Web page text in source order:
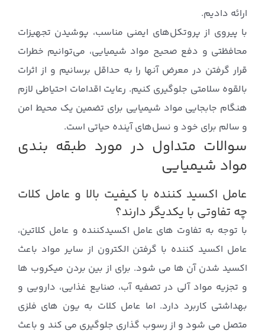
ارائه دادیم.
با پیروی از پروتکل‌های ایمنی مناسب، پوشیدن تجهیزات
محافظتی و دفع صحیح مواد شیمیایی، می‌توانیم خطرات
قرار گرفتن در معرض آنها را به حداقل برسانیم و از اثرات
بالقوه سلامتی جلوگیری کنیم. رعایت اقدامات احتیاطی لازم
هنگام جابجایی مواد شیمیایی برای تضمین یک محیط امن
و سالم برای خود و نسل‌های آینده حیاتی است.
سوالات متداول در مورد طبقه بندی
مواد شیمیایی
عامل اکسید کننده با کیفیت بالا و عامل کلات
چه تفاوتی با یکدیگر دارند؟
با توجه به تفاوت های عامل اکسیدکننده و عامل کلاتین،
عامل اکسید کننده با گرفتن الکترون از سایر مواد باعث
اکسید شدن آن ها می شود. برای از بین بردن میکروب ها
و تجزیه مواد آلی در تصفیه آب، صنایع غذایی، دارویی و
بهداشتی کاربرد دارد. اما عامل کلات به یون های فلزی
متصل می شود و از رسوب گذاری جلوگیری می کند و باعث